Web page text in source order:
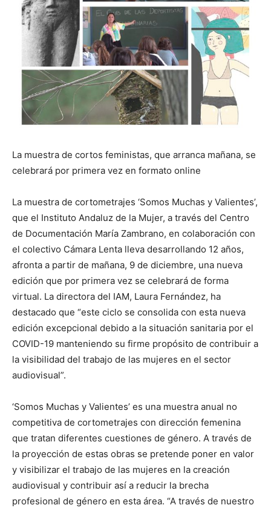
La muestra de cortos feministas, que arranca mañana, se
celebrará por primera vez en formato online
La muestra de cortometrajes ‘Somos Muchas y Valientes’,
que el Instituto Andaluz de la Mujer, a través del Centro
de Documentación María Zambrano, en colaboración con
el colectivo Cámara Lenta lleva desarrollando 12 años,
afronta a partir de mañana, 9 de diciembre, una nueva
edición que por primera vez se celebrará de forma
virtual. La directora del IAM, Laura Fernández, ha
destacado que “este ciclo se consolida con esta nueva
edición excepcional debido a la situación sanitaria por el
COVID-19 manteniendo su firme propósito de contribuir a
la visibilidad del trabajo de las mujeres en el sector
audiovisual”.
‘Somos Muchas y Valientes’ es una muestra anual no
competitiva de cortometrajes con dirección femenina
que tratan diferentes cuestiones de género. A través de
la proyección de estas obras se pretende poner en valor
y visibilizar el trabajo de las mujeres en la creación
audiovisual y contribuir así a reducir la brecha
profesional de género en esta área. “A través de nuestro